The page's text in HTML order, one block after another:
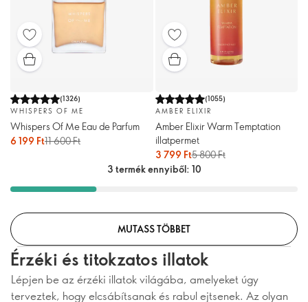
(1326)
WHISPERS OF ME
Whispers Of Me Eau de Parfum
6 199 Ft11 600 Ft
(1055)
AMBER ELIXIR
Amber Elixir Warm Temptation
illatpermet
3 799 Ft5 800 Ft
3 termék ennyiből: 10
MUTASS TÖBBET
Érzéki és titokzatos illatok
Lépjen be az érzéki illatok világába, amelyeket úgy
terveztek, hogy elcsábítsanak és rabul ejtsenek. Az olyan